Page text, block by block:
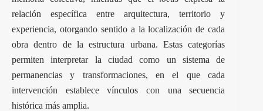
relación específica entre arquitectura, territorio y
experiencia, otorgando sentido a la localización de cada
obra dentro de la estructura urbana. Estas categorías
permiten interpretar la ciudad como un sistema de
permanencias y transformaciones, en el que cada
intervención establece vínculos con una secuencia
histórica más amplia.